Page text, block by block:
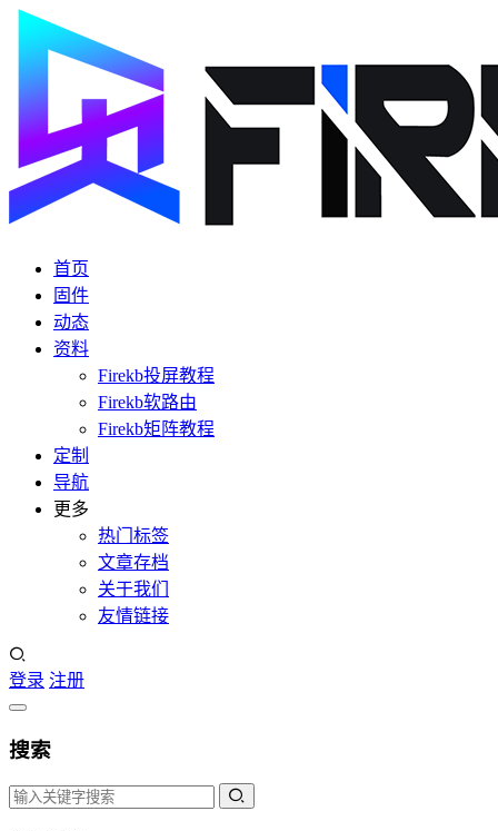
首页
固件
动态
资料
Firekb投屏教程
Firekb软路由
Firekb矩阵教程
定制
导航
更多
热门标签
文章存档
关于我们
友情链接
登录 注册
搜索